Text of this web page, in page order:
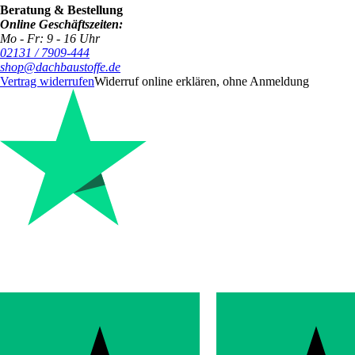
Beratung & Bestellung
Online Geschäftszeiten:
Mo - Fr: 9 - 16 Uhr
02131 / 7909-444
shop@dachbaustoffe.de
Vertrag widerrufenWiderruf online erklären, ohne Anmeldung